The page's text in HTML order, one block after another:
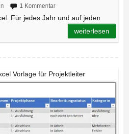
1 Kommentar
Für jedes Jahr und auf jeden
weiterlesen
Vorlage für Projektleiter